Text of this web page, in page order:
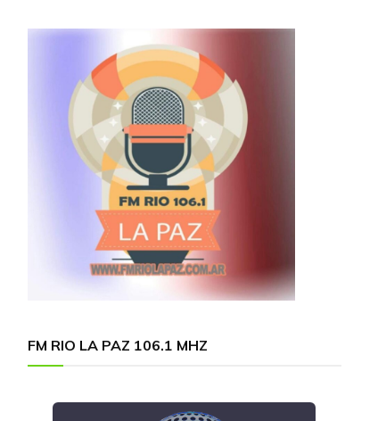
FM RIO LA PAZ 106.1 MHZ